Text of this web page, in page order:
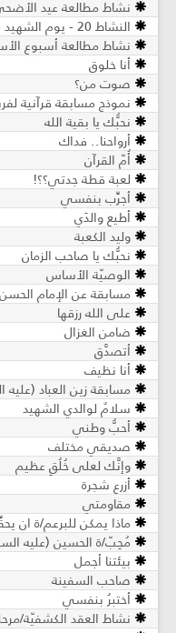
نشاط مطالعة عيد
النشاط 20 - يوم الشهيد - مرحلة الأشبال والزهرات
نشاط مطالعة أسبوع
أنا خلوق
صوت من؟
نموذج مسابقة قرآنية
نحبُّك يا بقية الله
أرواحنا.. فداك
أُمّ القرآن
لعبة قطة جدتي؟؟!
أجرِّب بنفسي
أطيع والدَي
وليد الكعبة
نحبُّك يا صاحب الزمان
الوصيّة الأساس
مسابقة عن الإمام
على الله رزقها
ضامن الغزال
أتصدَّق
أنا نظيف
مسابقة زين العباد (عليه
سلامٌ لوالدي الشهيد
أحبُّ وطني
صديقي مختلف
وإنَّك لعلى خُلُقٍ عظيم
أزرع شجرة
مقاومتي
ماذا يمكن للبرعم/ة ان
مُحِبّ/ة الحسين (عليه
بيئتنا أجمل
صاحب السفينة
أختبرُ بنفسي
نشاط العقد الكشفيّة/